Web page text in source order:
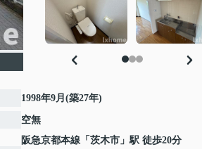
1998年9月(築27年)
空無
阪急京都本線 「 茨木市 」駅 徒歩20分